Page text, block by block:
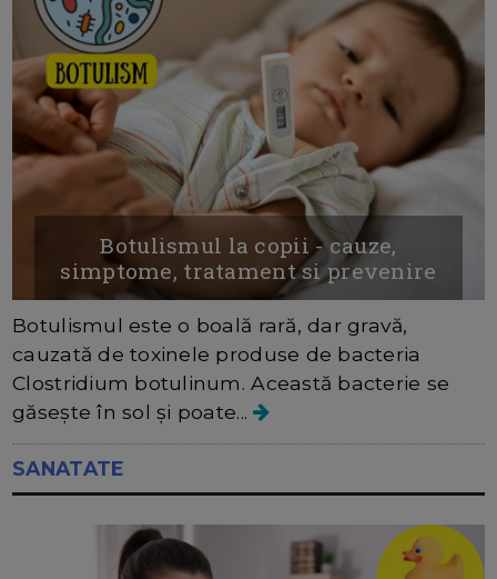
Botulismul la copii - cauze,
simptome, tratament si prevenire
Botulismul este o boală rară, dar gravă,
cauzată de toxinele produse de bacteria
Clostridium botulinum. Această bacterie se
găsește în sol și poate...
SANATATE